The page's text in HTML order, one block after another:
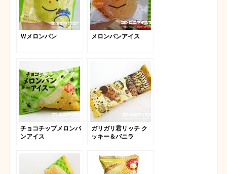
Ｗメロンパン メロンパンアイス
チョコチップメロンパ
ンアイス
ガリガリ君リッチ ク
ッキー＆バニラ